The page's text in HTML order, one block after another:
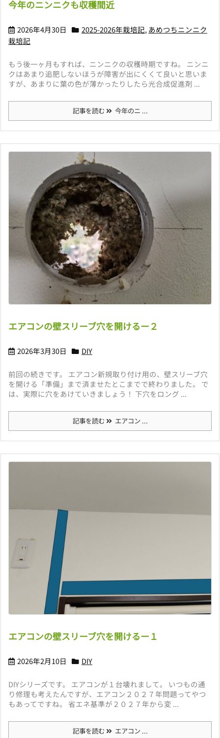
今年のニンニクも収穫間近
2026年4月30日 2025-2026年栽培記, あめつちニンニク
栽培記
もう後一ヶ月もすれば、ニンニクの収穫時期ですね。 ニンニ
クはあまり追肥しないほうが障害が出にくくて良いと思いま
すが、あまりに葉の色が薄かったりしたら光合成促進剤 ...
記事を読む 今年のニ ...
エアコンの壁スリーブ穴を開けるー２
2026年3月30日 DIY
前回の続きです。 エアコン新規取り付け用の、壁スリーブ穴
を開ける「準備」まで済ませたとこまでで終わりました。 で
は、実際に穴をあけていきましょう！ 下穴をロング ...
記事を読む エアコン ...
エアコンの壁スリーブ穴を開けるー１
2026年2月10日 DIY
DIYシリーズです。 エアコンが１台壊れまして。 いつもの通
り修理も考えたんですが、エアコン２０２７年問題ってやつ
もあってですね。 省エネ基準が２０２７年から変 ...
記事を読む エアコン ...